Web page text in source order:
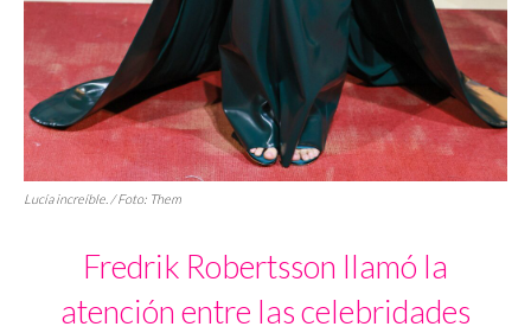
Lucía increíble. / Foto: Them
Fredrik Robertsson llamó la
atención entre las celebridades